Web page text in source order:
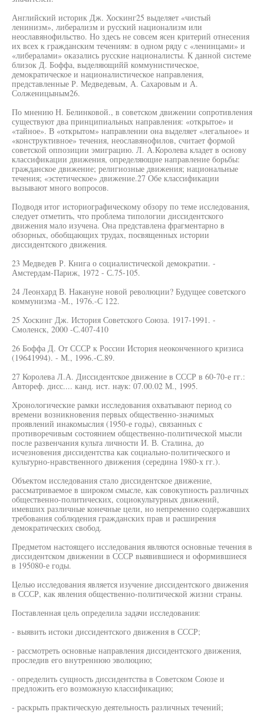
Английский историк Дж. Хоскинг25 выделяет «чистый
ленинизм», либерализм и русский национализм или
неославянофильство. Но здесь не совсем ясен критерий отнесения
их всех к гражданским течениям: в одном ряду с «ленинцами» и
«либералами» оказались русские националисты. К данной системе
близок Д. Боффа, выделяющийй коммунистическое,
демократическое и националистическое направления,
представленные Р. Медведевым, А. Сахаровым и А.
Солженицыным26.
По мнению Н. Белинковой., в советском движении сопротивления
существуют два принципиальных направления: «открытое» и
«тайное». В «открытом» направлении она выделяет «легальное» и
«конструктивное» течения, неославянофилов, считает формой
советской оппозиции эмиграцию. Л. А.Королева кладет в основу
классификации движения, определяющие направление борьбы:
гражданское движение; религиозные движения; национальные
течения; «эстетическое» движение.27 Обе классификации
вызывают много вопросов.
Подводя итог историографическому обзору по теме исследования,
следует отметить, что проблема типологии диссидентского
движения мало изучена. Она представлена фрагментарно в
обзорных, обобщающих трудах, посвященных истории
диссидентского движения.
23 Медведев Р. Книга о социалистической демократии. -
Амстердам-Париж, 1972 - С.75-105.
24 Леонхард В. Накануне новой революции? Будущее советского
коммунизма -М., 1976.-С 122.
25 Хоскинг Дж. История Советского Союза. 1917-1991. -
Смоленск, 2000 -С.407-410
26 Боффа Д. От СССР к России История неоконченного кризиса
(19641994). - М., 1996.-С.89.
27 Королева Л.А. Диссидентское движение в СССР в 60-70-е гг.:
Автореф. дисс.... канд. ист. наук: 07.00.02 М., 1995.
Хронологические рамки исследования охватывают период со
времени возникновения первых общественно-значимых
проявлений инакомыслия (1950-е годы), связанных с
противоречивым состоянием общественно-политической мысли
после развенчания культа личности И. В. Сталина, до
исчезновения диссидентства как социально-политического и
культурно-нравственного движения (середина 1980-х гг.).
Объектом исследования стало диссидентское движение,
рассматриваемое в широком смысле, как совокупность различных
общественно-политических, социокультурных движений,
имевших различные конечные цели, но непременно содержавших
требования соблюдения гражданских прав и расширения
демократических свобод.
Предметом настоящего исследования являются основные течения в
диссидентском движении в СССР выявившиеся и оформившиеся
в 195080-е годы.
Целью исследования является изучение диссидентского движения
в СССР, как явления общественно-политической жизни страны.
Поставленная цель определила задачи исследования:
- выявить истоки диссидентского движения в СССР;
- рассмотреть основные направления диссидентского движения,
проследив его внутреннюю эволюцию;
- определить сущность диссидентства в Советском Союзе и
предложить его возможную классификацию;
- раскрыть практическую деятельность различных течений;